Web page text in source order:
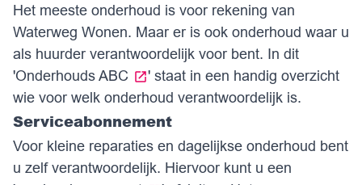
Het meeste onderhoud is voor rekening van
Waterweg Wonen. Maar er is ook onderhoud waar u
als huurder verantwoordelijk voor bent. In dit
'Onderhouds ABC
' staat in een handig overzicht
wie voor welk onderhoud verantwoordelijk is.
Serviceabonnement
Voor kleine reparaties en dagelijkse onderhoud bent
u zelf verantwoordelijk. Hiervoor kunt u een